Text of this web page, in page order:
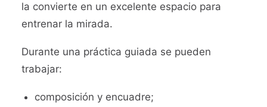
la convierte en un excelente espacio para
entrenar la mirada.
Durante una práctica guiada se pueden
trabajar:
composición y encuadre;